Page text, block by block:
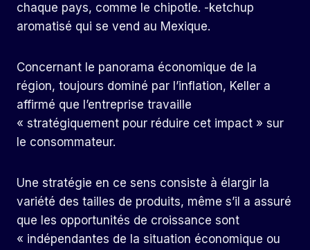
chaque pays, comme le chipotle. -ketchup
aromatisé qui se vend au Mexique.
Concernant le panorama économique de la
région, toujours dominé par l’inflation, Keller a
affirmé que l’entreprise travaille
« stratégiquement pour réduire cet impact » sur
le consommateur.
Une stratégie en ce sens consiste à élargir la
variété des tailles de produits, même s’il a assuré
que les opportunités de croissance sont
« indépendantes de la situation économique ou